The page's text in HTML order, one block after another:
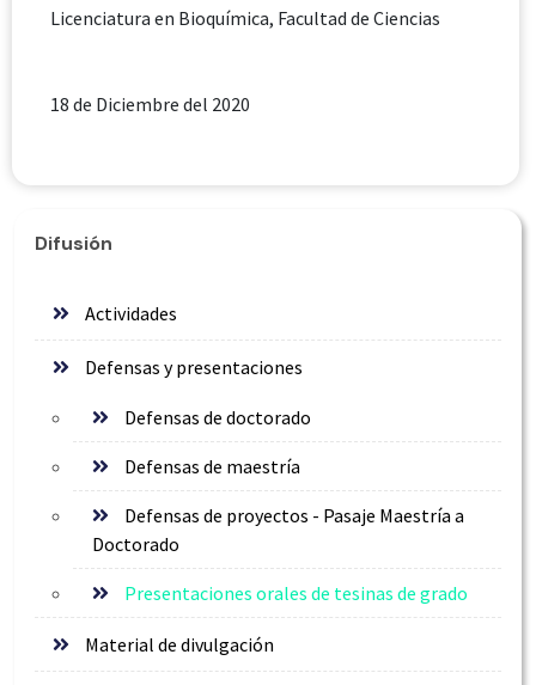
Licenciatura en Bioquímica, Facultad de Ciencias
18 de Diciembre del 2020
Difusión
Actividades
Defensas y presentaciones
Defensas de doctorado
Defensas de maestría
Defensas de proyectos - Pasaje Maestría a
Doctorado
Presentaciones orales de tesinas de grado
Material de divulgación